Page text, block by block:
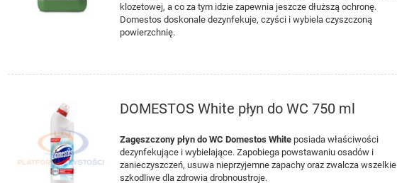
mycia powierzchni wodoodpornych
i szklanych
kwasowy preparat do
klozetowej, a co za tym idzie zapewnia jeszcze dłuższą ochronę.
Domestos doskonale dezynfekuje, czyści i wybiela czyszczoną
powierzchnię.
DOMESTOS White płyn do WC 750 ml
Zagęszczony płyn do WC Domestos White posiada właściwości
dezynfekujące i wybielające. Zapobiega powstawaniu osadów i
zanieczyszczeń, usuwa nieprzyjemne zapachy oraz zwalcza wszelkie
szkodliwe dla zdrowia drobnoustroje.